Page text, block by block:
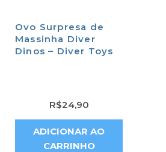
Ovo Surpresa de
Massinha Diver
Dinos – Diver Toys
R$24,90
ADICIONAR AO
CARRINHO